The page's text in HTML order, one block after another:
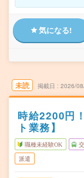
気になる!
未読 掲載日 2026/
時給2200円
ト業務】
職種未経験OK
派遣